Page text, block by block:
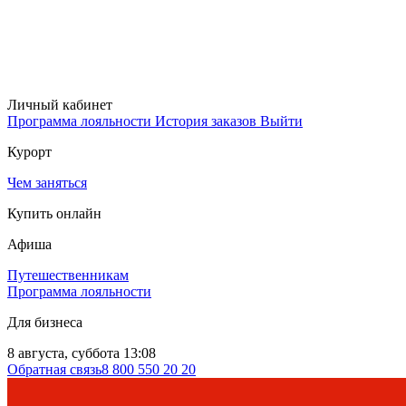
Личный кабинет
Программа лояльности История заказов Выйти
Курорт
Чем заняться
Купить онлайн
Афиша
Путешественникам
Программа лояльности
Для бизнеса
8 августа, суббота 13:08
Обратная связь8 800 550 20 20